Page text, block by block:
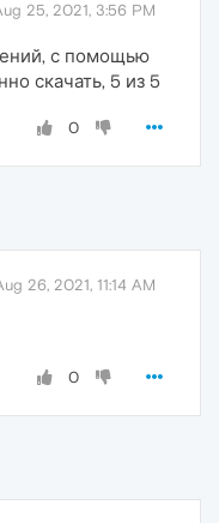
25, 2021, 3:56 PM
с помощью
скачать, 5 из 5
0
26, 2021, 11:14 AM
0